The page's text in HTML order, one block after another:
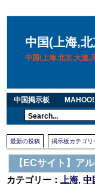
中国(上海,
中国(上海,北京,大連,
中国掲示板
最新の投稿 掲示板カテゴリ
【ECサイト】ア
カテゴリー：
上海, 中